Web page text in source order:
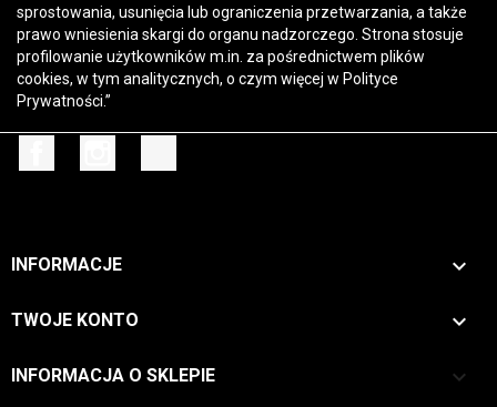
sprostowania, usunięcia lub ograniczenia przetwarzania, a także
prawo wniesienia skargi do organu nadzorczego. Strona stosuje
profilowanie użytkowników m.in. za pośrednictwem plików
cookies, w tym analitycznych, o czym więcej w Polityce
Prywatności.”
INFORMACJE 
TWOJE KONTO 
INFORMACJA O SKLEPIE keyboard_arrow_down